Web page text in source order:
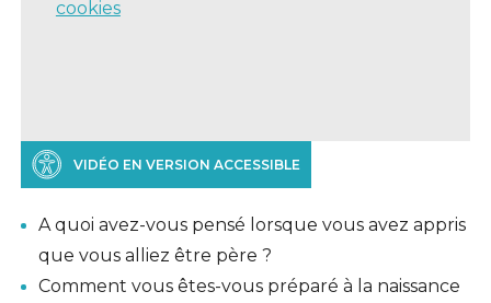
cookies
VIDÉO EN VERSION ACCESSIBLE
A quoi avez-vous pensé lorsque vous avez appris
que vous alliez être père ?
Comment vous êtes-vous préparé à la naissance